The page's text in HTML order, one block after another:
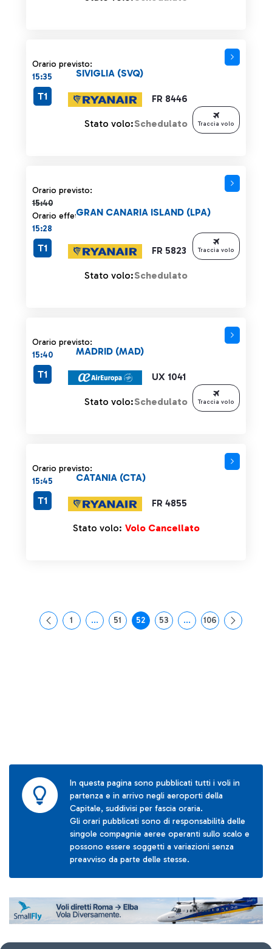
Orario previsto:
15:35
FR 8446
SIVIGLIA (SVQ)
T1
Stato volo:Schedulato Traccia volo
Orario previsto:
15:40
Orario previsto 15:40 barrato
Orario effettivo:
15:28
FR 5823
GRAN CANARIA ISLAND (LPA)
T1
Stato volo:Schedulato
Traccia volo
Orario previsto:
15:40
UX 1041
MADRID (MAD)
T1
Stato volo:Schedulato Traccia volo
Orario previsto:
15:45
FR 4855
CATANIA (CTA)
T1
Stato volo: Volo Cancellato
Pagina
1 ...Pagine intermedie Use TAB to navigate.
Pagina
51 Pagina
52 Pagina
53 ...Pagine intermedie
Pagina
106
In questa pagina sono pubblicati tutti i voli in
partenza e in arrivo negli aeroporti della
Capitale, suddivisi per fascia oraria.
Gli orari pubblicati sono di responsabilità delle
singole compagnie aeree operanti sullo scalo e
possono essere soggetti a variazioni senza
preavviso da parte delle stesse.